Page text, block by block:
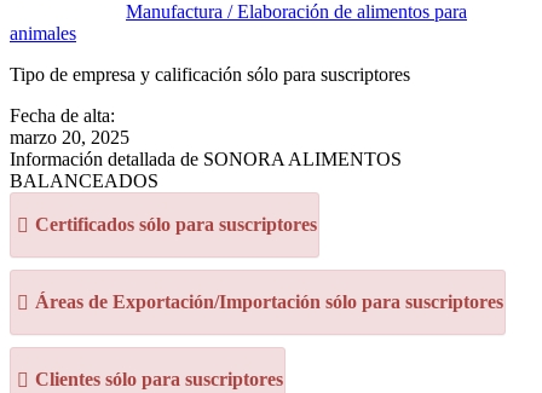
Manufactura / Elaboración de alimentos para
animales
Tipo de empresa y calificación sólo para suscriptores
Fecha de alta:
marzo 20, 2025
Información detallada de SONORA ALIMENTOS
BALANCEADOS
Certificados sólo para suscriptores
Áreas de Exportación/Importación sólo para suscriptores
Clientes sólo para suscriptores